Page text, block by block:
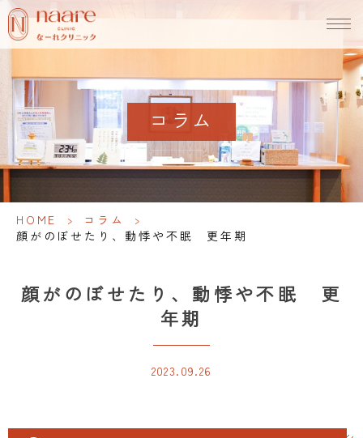
コラム
HOME > コラム
>
顔がのぼせたり、動悸や不眠 更年期
顔がのぼせたり、動悸や不眠 更
年期
2023.09.26